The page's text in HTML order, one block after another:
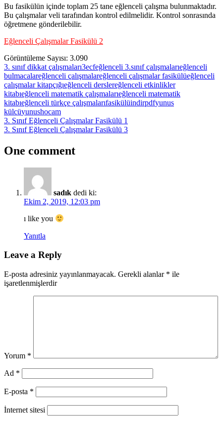
Bu fasikülün içinde toplam 25 tane eğlenceli çalışma bulunmaktadır.
Bu çalışmalar veli tarafından kontrol edilmelidir. Kontrol sonrasında
öğretmene gönderilebilir.
Eğlenceli Çalışmalar Fasikülü 2
Görüntüleme Sayısı: 3.090
3. sınıf dikkat çalışmaları3ecfeğlenceli 3.sınıf çalışmalarıeğlenceli
bulmacalareğlenceli çalışmalareğlenceli çalışmalar fasikülüeğlenceli
çalışmalar kitapçığıeğlenceli derslereğlenceli etkinlikler
kitabıeğlenceli matematik çalışmalarıeğlenceli matematik
kitabıeğlenceli türkçe çalışmalarıfasikülüindirpdfyunus
külcüyunushocam
Yazı
gezinmesi
Previous
Post:
3. Sınıf Eğlenceli Çalışmalar Fasikülü 1
Next
3. Sınıf Eğlenceli Çalışmalar Fasikülü 3
One comment
sadık dedi ki:
Ekim 2, 2019, 12:03 pm
ı like you
Yanıtla
Leave a Reply
E-posta adresiniz yayınlanmayacak. Gerekli alanlar * ile
işaretlenmişlerdir
Yorum *
Ad *
E-posta *
İnternet sitesi